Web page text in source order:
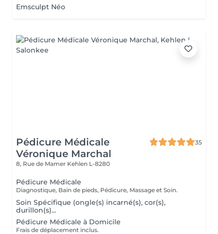
Emsculpt Néo
Pédicure Médicale
Véronique Marchal
35
8, Rue de Mamer Kehlen L-8280
Pédicure Médicale
Diagnostique, Bain de pieds, Pédicure, Massage et Soin.
Soin Spécifique (ongle(s) incarné(s), cor(s),
durillon(s)...
Pédicure Médicale à Domicile
Frais de déplacement inclus.